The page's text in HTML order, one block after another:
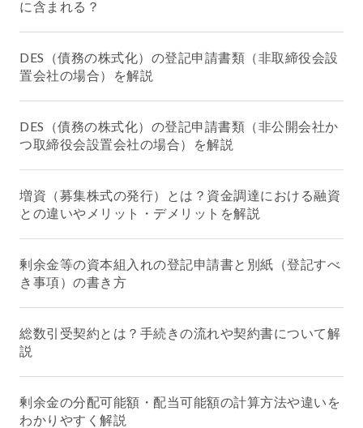
に含まれる？
DES（債務の株式化）の登記申請書類（非取締役会設
置会社の場合）を解説
DES（債務の株式化）の登記申請書類（非公開会社か
つ取締役会設置会社の場合）を解説
増資（募集株式の発行）とは？資金調達における融資
との違いやメリット・デメリットを解説
剰余金等の資本組入れの登記申請書と別紙（登記すべ
き事項）の書き方
総数引受契約とは？手続きの流れや契約書について解
説
剰余金の分配可能額・配当可能額の計算方法や違いを
わかりやすく解説